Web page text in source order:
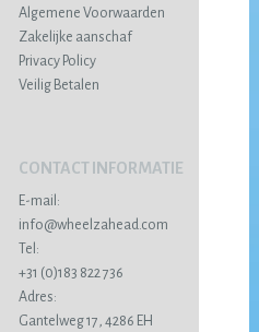
Algemene Voorwaarden
Zakelijke aanschaf
Privacy Policy
Veilig Betalen
CONTACT INFORMATIE
E-mail:
info@wheelzahead.com
Tel:
+31 (0)183 822 736
Adres:
Gantelweg 17, 4286 EH